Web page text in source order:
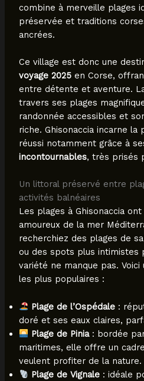
combine à merveille plages
préservée et traditions
ancrées.
Ce village est donc une
voyage 2025en Corse,
entre détente et aventure.
travers ses plages
randonnée accessibles et
riche. Ghisonaccia incarne la
réussi notamment grâce à
incontournables, très prisés
Un littoral préservé entre
activités balnéaires
Les plages à Ghisonaccia
amoureux de la mer
recherchiez des plages de
ou des spots plus intimistes
variété ne manque pas.
les plus populaires :
Plage de l’Ospédale :
doré et ses eaux claires,
Plage de Pinia: bordée
maritimes, elle offre un
veulent profiter de la nature.
Plage de Vignale : idéale